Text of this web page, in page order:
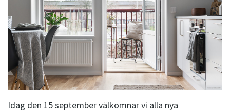
Idag den 15 september välkomnar vi alla nya